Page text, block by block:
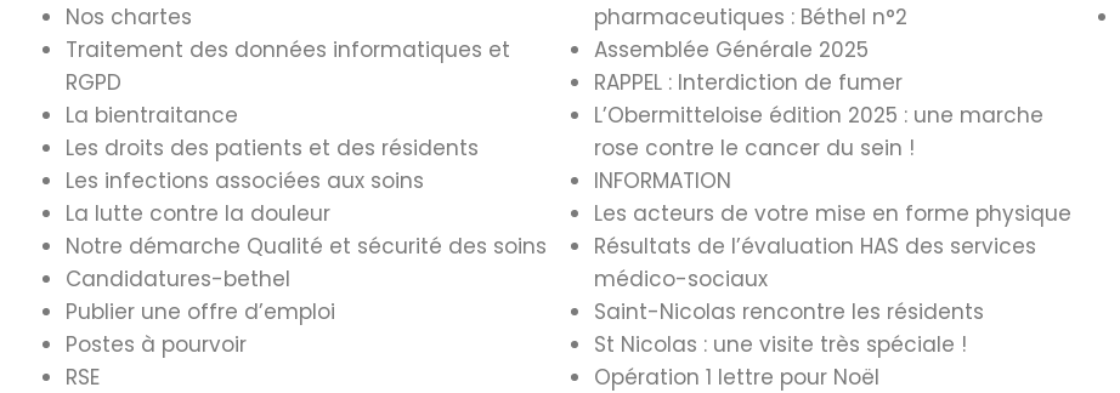
Nos chartes
Traitement des données informatiques et
RGPD
La bientraitance
Les droits des patients et des résidents
Les infections associées aux soins
La lutte contre la douleur
Notre démarche Qualité et sécurité des soins
Candidatures-bethel
Publier une offre d’emploi
Postes à pourvoir
RSE
pharmaceutiques : Béthel n°2
Assemblée Générale 2025
RAPPEL : Interdiction de fumer
L’Obermitteloise édition 2025 : une marche
rose contre le cancer du sein !
INFORMATION
Les acteurs de votre mise en forme physique
Résultats de l’évaluation HAS des services
médico-sociaux
Saint-Nicolas rencontre les résidents
St Nicolas : une visite très spéciale !
Opération 1 lettre pour Noël